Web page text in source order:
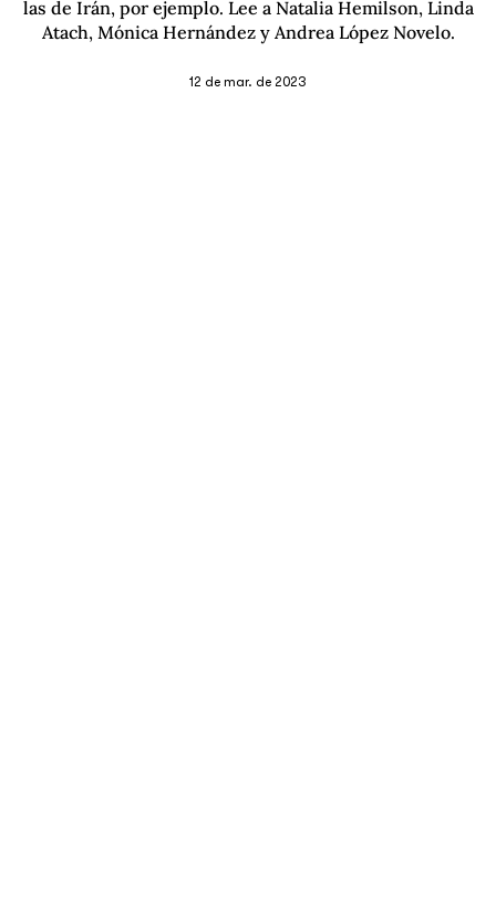
las de Irán, por ejemplo. Lee a Natalia Hemilson, Linda
Atach, Mónica Hernández y Andrea López Novelo.
12 de mar. de 2023